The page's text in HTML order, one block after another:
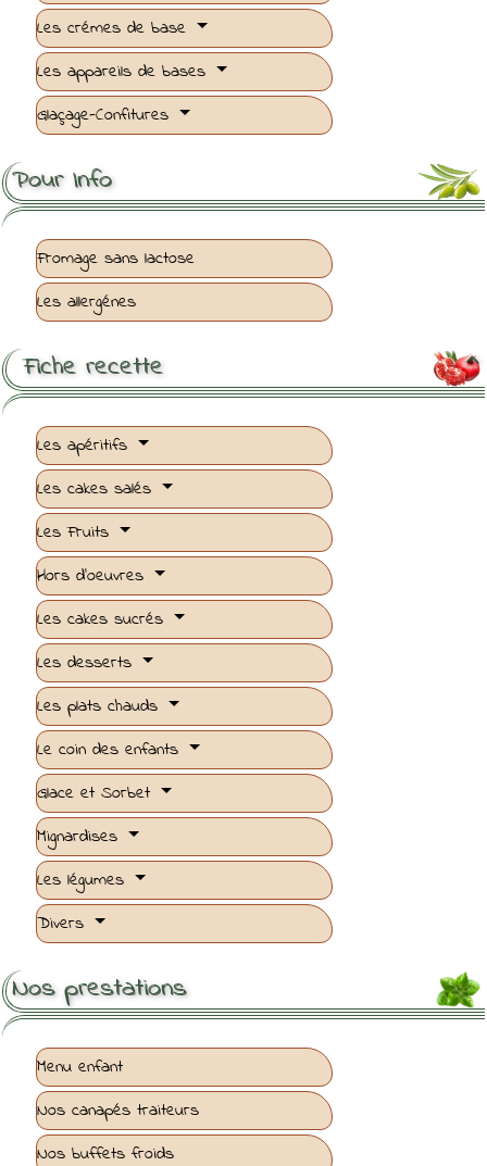
Les crémes de base
Les appareils de bases
Glaçage-Confitures
Pour Info
Fromage sans lactose
Les allergénes

Fiche recette
Les apéritifs
Les cakes salés
Les Fruits
Hors d'oeuvres
Les cakes sucrés
Les desserts
Les plats chauds
Le coin des enfants
Glace et Sorbet
Mignardises
Les légumes
Divers
Nos prestations
Menu enfant
Nos canapés traiteurs
Nos buffets froids